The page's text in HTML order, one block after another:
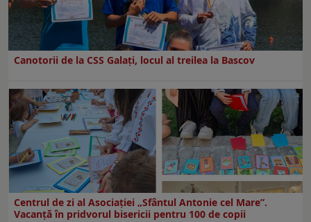
Canotorii de la CSS Galați, locul al treilea la Bascov
Centrul de zi al Asociației „Sfântul Antonie cel Mare”.
Vacanță în pridvorul bisericii pentru 100 de copii